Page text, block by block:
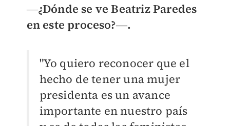
―¿Dónde se ve Beatriz Paredes
en este proceso?―.
"Yo quiero reconocer que el
hecho de tener una mujer
presidenta es un avance
importante en nuestro país